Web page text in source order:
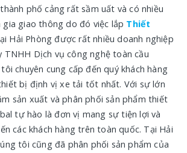
phố cảng rất sầm uất và có nhiều
giao thông do đó việc lắp Thiết
Hải Phòng được rất nhiều doanh nghiệp
TNHH Dịch vụ công nghệ toàn cầu
chuyên cung cấp đến quý khách hàng
bị định vị xe tải tốt nhất. Với sự lớn
sản xuất và phân phối sản phẩm thiết
tự hào là đơn vị mang sự tiện lợi và
các khách hàng trên toàn quốc. Tại Hải
tôi cũng đã phân phối sản phẩm của